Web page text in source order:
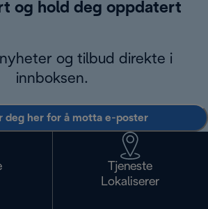
og hold deg oppdatert
og tilbud direkte i
innboksen.
deg her for å motta e-poster
Tjeneste
Lokaliserer